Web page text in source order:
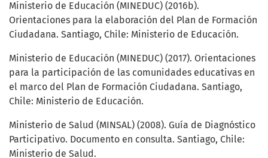
Ministerio de Educación (MINEDUC) (2016b).
Orientaciones para la elaboración del Plan de Formación
Ciudadana. Santiago, Chile: Ministerio de Educación.
Ministerio de Educación (MINEDUC) (2017). Orientaciones
para la participación de las comunidades educativas en
el marco del Plan de Formación Ciudadana. Santiago,
Chile: Ministerio de Educación.
Ministerio de Salud (MINSAL) (2008). Guía de Diagnóstico
Participativo. Documento en consulta. Santiago, Chile:
Ministerio de Salud.